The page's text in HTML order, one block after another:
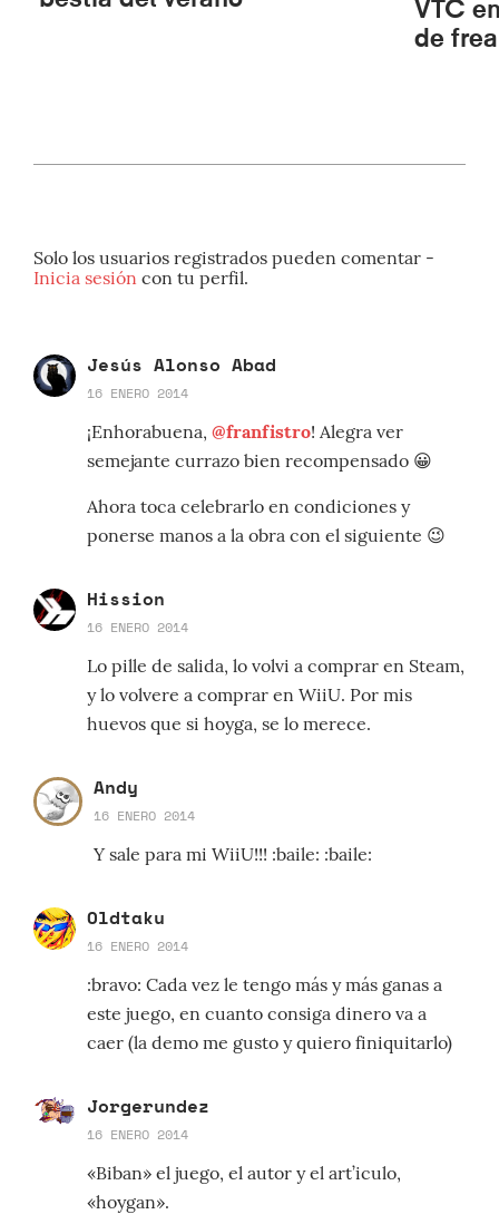
VTC
de
Solo los usuarios registrados pueden comentar -
Inicia sesión con tu perfil.
Jesús Alonso Abad
16 ENERO 2014
¡Enhorabuena, @franfistro! Alegra ver
semejante currazo bien recompensado 😀
Ahora toca celebrarlo en condiciones y
ponerse manos a la obra con el siguiente 😉
Hission
16 ENERO 2014
Lo pille de salida, lo volvi a comprar en Steam,
y lo volvere a comprar en WiiU. Por mis
huevos que si hoyga, se lo merece.
Andy
16 ENERO 2014
Y sale para mi WiiU!!! :baile: :baile:
Oldtaku
16 ENERO 2014
:bravo: Cada vez le tengo más y más ganas a
este juego, en cuanto consiga dinero va a
caer (la demo me gusto y quiero finiquitarlo)
Jorgerundez
16 ENERO 2014
«Biban» el juego, el autor y el art’iculo,
«hoygan».